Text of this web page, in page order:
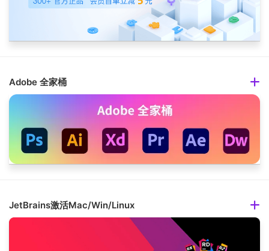
Adobe 全家桶
JetBrains激活Mac/Win/Linux